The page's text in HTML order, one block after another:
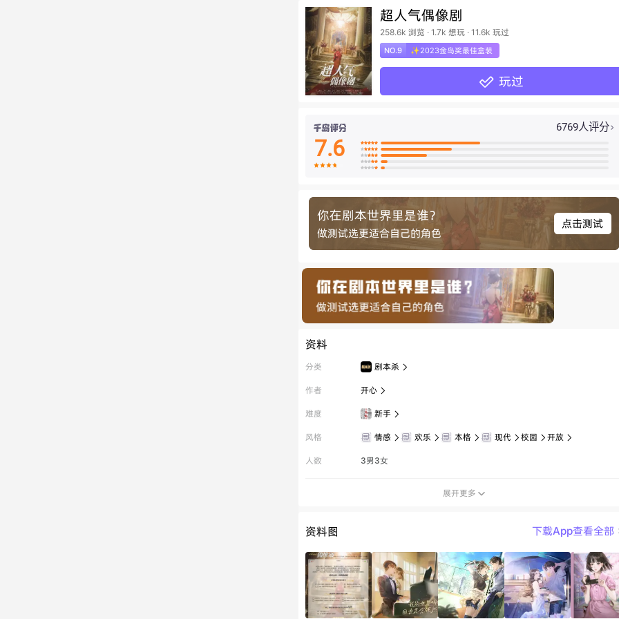
超人气偶像剧
258.6k 浏览 · 1.7k 想玩 · 11.6k 玩过
NO.9 ✨2023金岛奖最佳盒装
 玩过
6769人评分 
7.6 




你在剧本世界里是谁？
做测试选更适合自己的角色
点击测试
资料
分类 剧本杀 
作者 开心 
难度 新手 
风格 情感  欢乐  本格  现代  校园  开放 
人数 3男3女
展开更多 
资料图 下载App查看全部